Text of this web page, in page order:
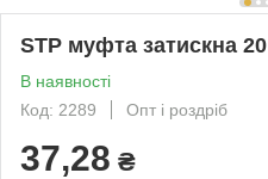
STP муфта затискна 20
В наявності
Код: 2289
Опт і роздріб
37,28 ₴